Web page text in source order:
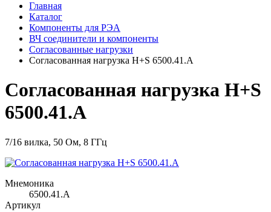
Главная
Каталог
Компоненты для РЭА
ВЧ соединители и компоненты
Согласованные нагрузки
Согласованная нагрузка H+S 6500.41.A
Согласованная нагрузка H+S
6500.41.A
7/16 вилка, 50 Ом, 8 ГГц
Мнемоника
6500.41.A
Артикул